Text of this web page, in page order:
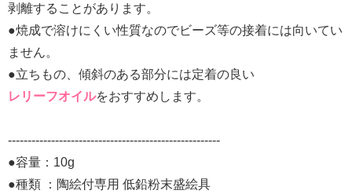
剥離することがあります。
●焼成で溶けにくい性質なのでビーズ等の接着には向いてい
ません。
●立ちもの、傾斜のある部分には定着の良い
レリーフオイルをおすすめします。
------------------------------------------------------
●容量：10g
●種類 ：陶絵付専用 低鉛粉末盛絵具